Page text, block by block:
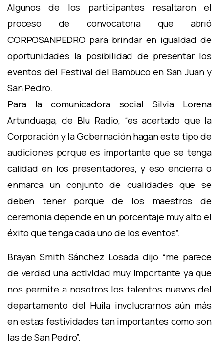
Algunos de los participantes resaltaron el
proceso de convocatoria que abrió
CORPOSANPEDRO para brindar en igualdad de
oportunidades la posibilidad de presentar los
eventos del Festival del Bambuco en San Juan y
San Pedro.
Para la comunicadora social Silvia Lorena
Artunduaga, de Blu Radio, “es acertado que la
Corporación y la Gobernación hagan este tipo de
audiciones porque es importante que se tenga
calidad en los presentadores, y eso encierra o
enmarca un conjunto de cualidades que se
deben tener porque de los maestros de
ceremonia depende en un porcentaje muy alto el
éxito que tenga cada uno de los eventos”.
Brayan Smith Sánchez Losada dijo “me parece
de verdad una actividad muy importante ya que
nos permite a nosotros los talentos nuevos del
departamento del Huila involucrarnos aún más
en estas festividades tan importantes como son
las de San Pedro”.